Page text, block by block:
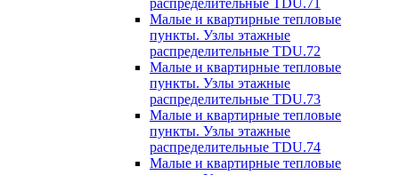
распределительные TDU.71
Малые и квартирные тепловые
пункты. Узлы этажные
распределительные TDU.72
Малые и квартирные тепловые
пункты. Узлы этажные
распределительные TDU.73
Малые и квартирные тепловые
пункты. Узлы этажные
распределительные TDU.74
Малые и квартирные тепловые